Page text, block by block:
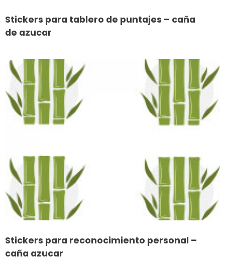
Stickers para tablero de puntajes – caña
de azucar
Stickers para reconocimiento personal –
caña azucar